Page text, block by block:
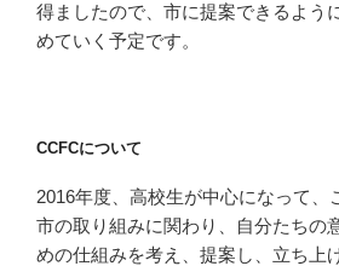
得ましたので、市に提案できるよう
めていく予定です。
CCFCについて
2016年度、高校生が中心になって、
市の取り組みに関わり、自分たちの
めの仕組みを考え、提案し、立ち上